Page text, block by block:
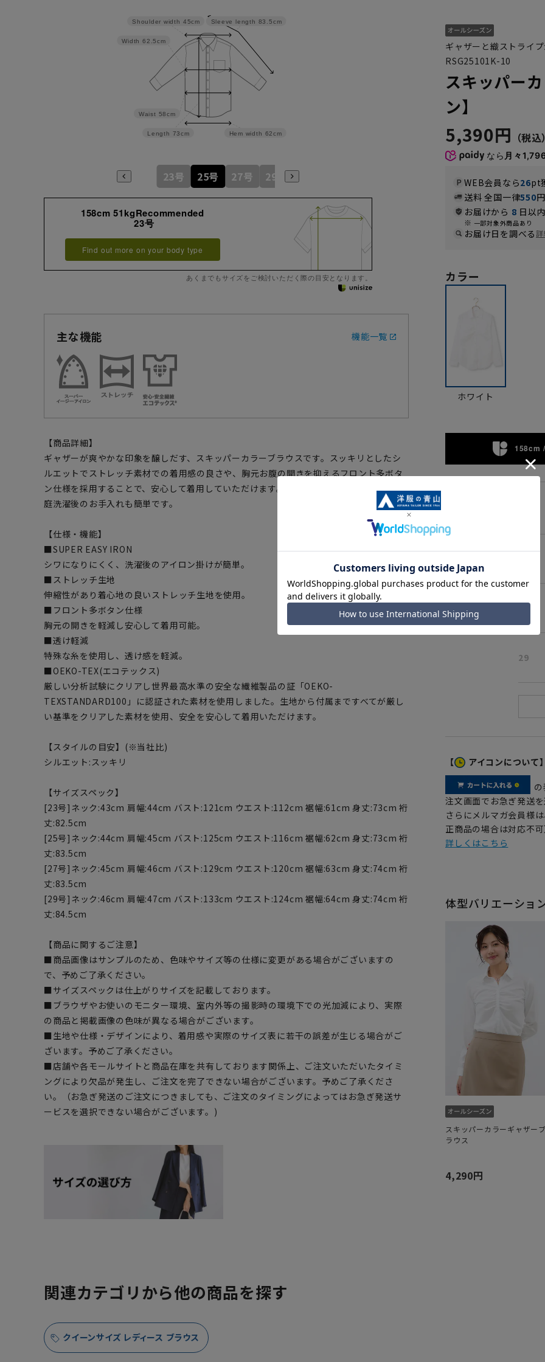
Hem width 62cm
Sleeve length 83.5cm
Length 73cm
Waist 58cm
Width 62.5cm
Shoulder width 45cm
23号 25号 27号 29号
158cm 51kgRecommended
23号
Find out more on your body type
あくまでもサイズをご検討いただく際の目安となります。
主な機能 機能一覧
【商品詳細】
ギャザーが爽やかな印象を醸しだす、スキッパーカラーブラウスです。スッキリとしたシ
ルエットでストレッチ素材での着用感の良さや、胸元お腹の開きを抑えるフロント多ボタ
ン仕様を採用することで、安心して着用していただけます。形態安定加工を施すことで家
庭洗濯後のお手入れも簡単です。
【仕様・機能】
■SUPER EASY IRON
シワになりにくく、洗濯後のアイロン掛けが簡単。
■ストレッチ生地
伸縮性があり着心地の良いストレッチ生地を使用。
■フロント多ボタン仕様
胸元の開きを軽減し安心して着用可能。
■透け軽減
特殊な糸を使用し、透け感を軽減。
■OEKO-TEX(エコテックス)
厳しい分析試験にクリアし世界最高水準の安全な繊維製品の証「OEKO-
TEXSTANDARD100」に認証された素材を使用しました。生地から付属まですべてが厳し
い基準をクリアした素材を使用、安全を安心して着用いただけます。
【スタイルの目安】(※当社比)
シルエット:スッキリ
【サイズスペック】
[23号]ネック:43cm 肩幅:44cm バスト:121cm ウエスト:112cm 裾幅:61cm 身丈:73cm 裄
丈:82.5cm
[25号]ネック:44cm 肩幅:45cm バスト:125cm ウエスト:116cm 裾幅:62cm 身丈:73cm 裄
丈:83.5cm
[27号]ネック:45cm 肩幅:46cm バスト:129cm ウエスト:120cm 裾幅:63cm 身丈:74cm 裄
丈:83.5cm
[29号]ネック:46cm 肩幅:47cm バスト:133cm ウエスト:124cm 裾幅:64cm 身丈:74cm 裄
丈:84.5cm
【商品に関するご注意】
■商品画像はサンプルのため、色味やサイズ等の仕様に変更がある場合がございますの
で、予めご了承ください。
■サイズスペックは仕上がりサイズを記載しております。
■ブラウザやお使いのモニター環境、室内外等の撮影時の環境下での光加減により、実際
の商品と掲載画像の色味が異なる場合がございます。
■生地や仕様・デザインにより、着用感や実際のサイズ表に若干の誤差が生じる場合がご
ざいます。予めご了承ください。
■店舗や各モールサイトと商品在庫を共有しております関係上、ご注文いただいたタイミ
ングにより欠品が発生し、ご注文を完了できない場合がございます。予めご了承くださ
い。（お急ぎ発送のご注文につきましても、ご注文のタイミングによってはお急ぎ発送サ
ービスを選択できない場合がございます。)
ギャザーと織ストライ
RSG25101K-10
スキッパー
ン】
5,390円
なら 月々
WEB会員なら26pt
送料 全国一律550
お届けから 8 日以
一部対象外商品あり
お届け日を調べる
カラー
ホワイト
158cm
ホワイト
29
【 アイコンについて
注文画面でお急ぎ発送
さらにメルマガ会員様
正商品の場合は対応不
詳しくはこちら
体型バリエーショ
スキッパーカラーギャザー
ラウス
4,290円
関連カテゴリから他の商品を探す
クイーンサイズ レディース ブラウス